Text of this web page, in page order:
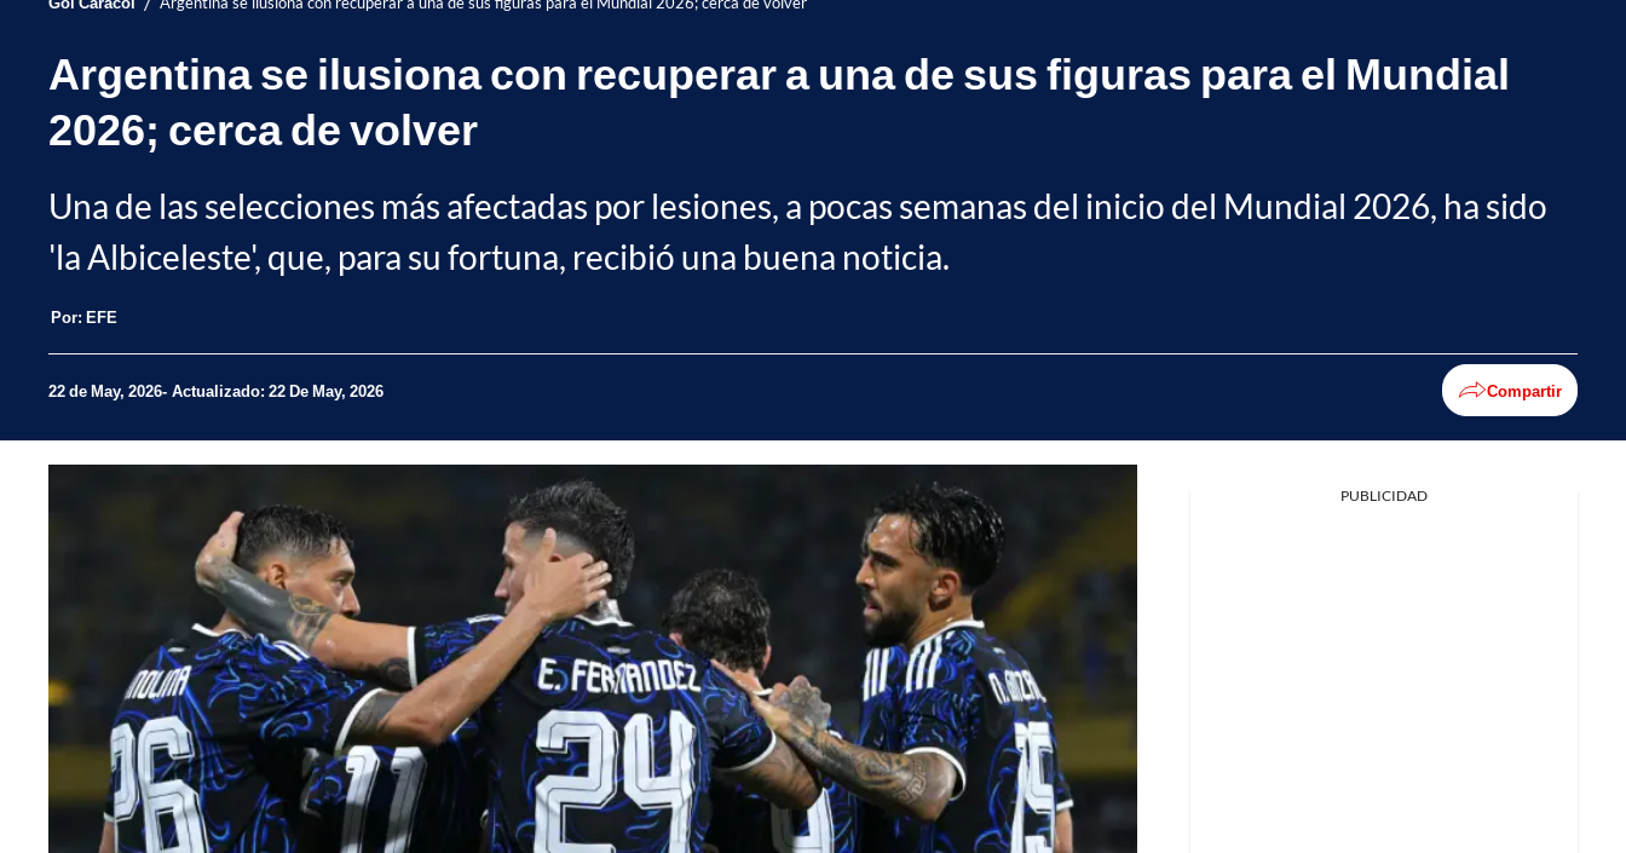
Argentina se ilusiona con recuperar a una de sus figuras para el Mundial
2026; cerca de volver
Una de las selecciones más afectadas por lesiones, a pocas semanas del inicio del Mundial 2026, ha sido
'la Albiceleste', que, para su fortuna, recibió una buena noticia.
Por: EFE
22 de May, 2026 Actualizado: 22 De May, 2026 Compartir
PUBLICIDAD